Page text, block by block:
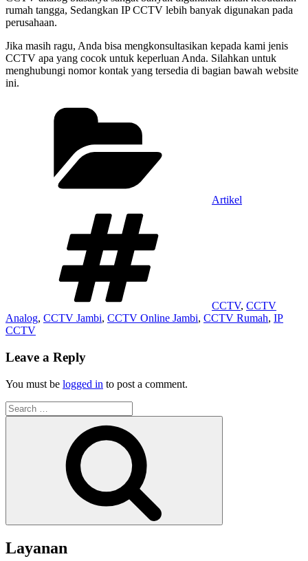
rumah tangga, Sedangkan IP CCTV lebih banyak digunakan pada
perusahaan.
Jika masih ragu, Anda bisa mengkonsultasikan kepada kami jenis
CCTV apa yang cocok untuk keperluan Anda. Silahkan untuk
menghubungi nomor kontak yang tersedia di bagian bawah website
ini.
Artikel
CCTV, CCTV
Analog, CCTV Jambi, CCTV Online Jambi, CCTV Rumah, IP
CCTV
Leave a Reply
You must be logged in to post a comment.
Search
for:
Layanan